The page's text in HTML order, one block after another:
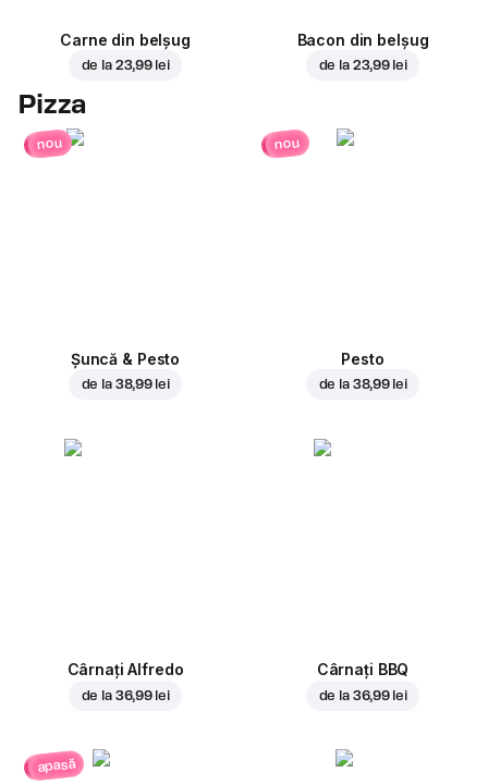
Carne din belșug
de la 23,99 lei
Bacon din belșug
de la 23,99 lei
Pizza
nou
Șuncă & Pesto
de la 38,99 lei
nou
Pesto
de la 38,99 lei
Cârnați Alfredo
de la 36,99 lei
Cârnați BBQ
de la 36,99 lei
apasă